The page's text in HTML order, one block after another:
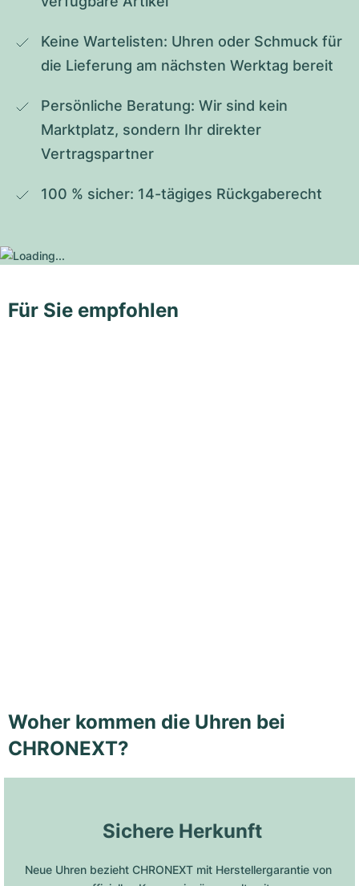
Keine Wartelisten: Uhren oder Schmuck für
die Lieferung am nächsten Werktag bereit
Persönliche Beratung: Wir sind kein
Marktplatz, sondern Ihr direkter
Vertragspartner
100 % sicher: 14-tägiges Rückgaberecht
Für Sie empfohlen
Woher kommen die Uhren bei
CHRONEXT?
Sichere Herkunft
Neue Uhren bezieht CHRONEXT mit Herstellergarantie von